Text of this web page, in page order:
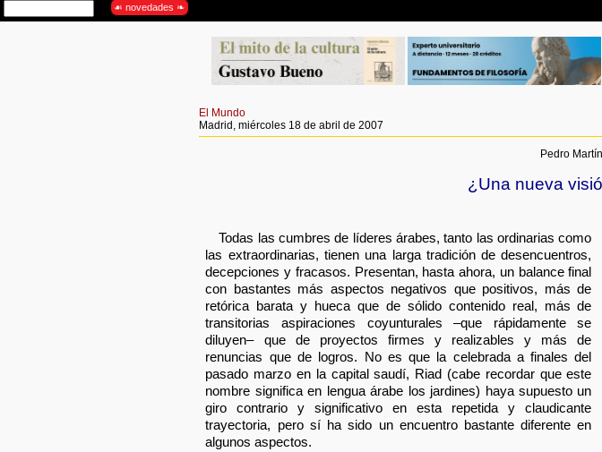
El Mundo
Madrid, miércoles 18 de abril de 2007
Pedro
¿Una nueva
Todas las cumbres de líderes árabes, tanto las ordinarias como
las extraordinarias, tienen una larga tradición de desencuentros,
decepciones y fracasos. Presentan, hasta ahora, un balance final
con bastantes más aspectos negativos que positivos, más de
retórica barata y hueca que de sólido contenido real, más de
transitorias aspiraciones coyunturales –que rápidamente se
diluyen– que de proyectos firmes y realizables y más de
renuncias que de logros. No es que la celebrada a finales del
pasado marzo en la capital saudí, Riad (cabe recordar que este
nombre significa en lengua árabe los jardines) haya supuesto un
giro contrario y significativo en esta repetida y claudicante
trayectoria, pero sí ha sido un encuentro bastante diferente en
algunos aspectos.